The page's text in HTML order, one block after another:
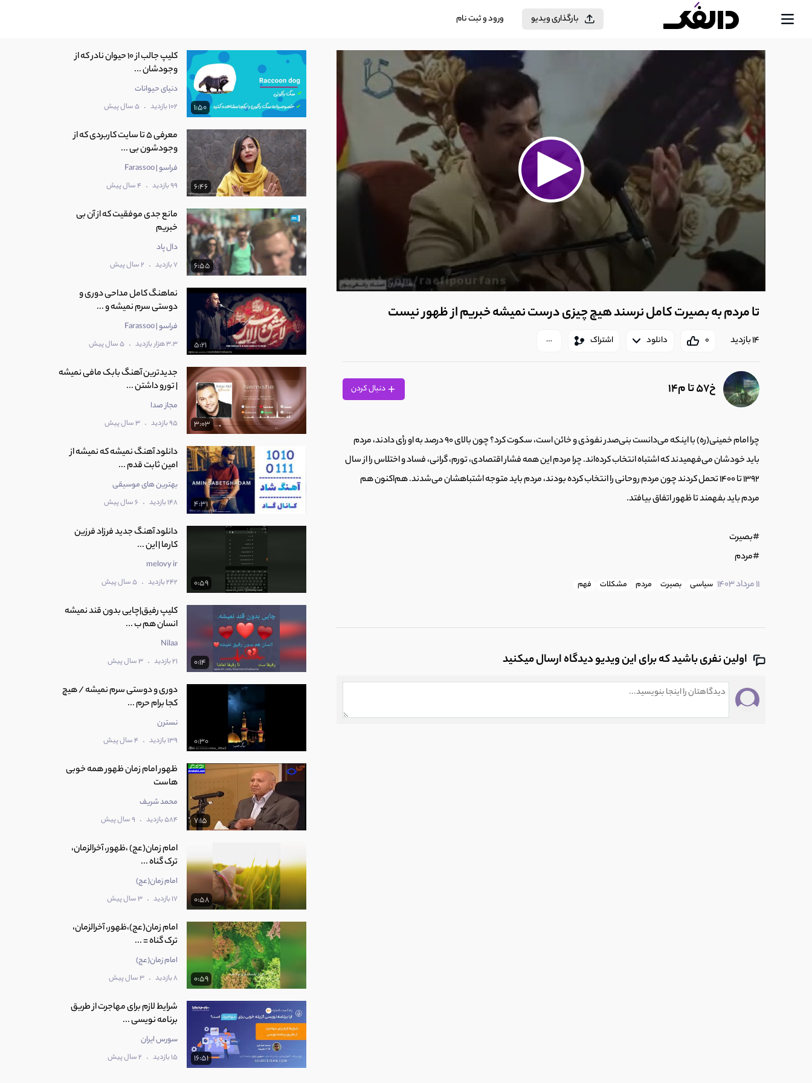
بارگذاری ویدیو ورود و ثبت نام
0
تا مردم به بصیرت کامل نرسند هیچ چیزی درست نمیشه خبریم از ظهور نیست
0 دانلود اشتراک 14 بازدید
خ57 تا م14 دنبال کردن
چرا امام خمینی(ره) با اینکه می‌دانست بنی‌صدر نفوذی و خائن است، سکوت کرد؟ چون بالای 90 درصد به او رأی دادند، مردم
باید خودشان می‌فهمیدند که اشتباه انتخاب کرده‌اند. چرا مردم این همه فشار اقتصادی، تورم، گرانی، فساد و اختلاس را از سال
1392 تا 1400 تحمل کردند چون مردم روحانی را انتخاب کرده بودند، مردم باید متوجه اشتباهشان می‌شدند. هم‌اکنون هم
مردم باید بفهمند تا ظهور اتفاق بیافتد.
#بصیرت
#مردم
11 مرداد 1403
سیاسی بصیرت مردم مشکلات فهم
اولین نفری باشید که برای این ویدیو دیدگاه ارسال میکنید
1:50
کلیپ جالب از 10 حیوان نادر که از
وجودشان ...
دنیای حیوانات
102 بازدید . 5 سال پیش
6:46
معرفی 5 تا سایت کاربردی که از
وجودشون بی ...
فراسو | Farassoo
99 بازدید . 4 سال پیش
6:55
مانع جدی موفقیت که از آن بی
خبریم
دال پاد
7 بازدید . 2 سال پیش
5:21
نماهنگ کامل مداحی دوری و
دوستی سرم نمیشه و ...
فراسو | Farassoo
3.3 هزار بازدید . 5 سال پیش
3:03
جدیدترین آهنگ بابک مافی نمیشه
| تورو داشتن ...
مجاز صدا
95 بازدید . 3 سال پیش
4:31
دانلود آهنگ نمیشه که نمیشه از
امین ثابت قدم ...
بهترین های موسیقی
148 بازدید . 6 سال پیش
0:59
دانلود آهنگ جدید فرزاد فرزین
کارما | این ...
melovy ir
242 بازدید . 5 سال پیش
0:14
کلیپ رفیق|چایی بدون قند نمیشه
انسان هم ب ...
Nilaa
21 بازدید . 3 سال پیش
0:30
دوری و دوستی سرم نمیشه / هیچ
کجا برام حرم ...
نسترن
139 بازدید . 4 سال پیش
7:15
‫ظهور امام زمان ظهور همه خوبی
محمد شریف
584 بازدید . 9 سال پیش
0:58
امام زمان(عج) ،ظهور، آخرالزمان،
ترک گناه ...
امام زمان(عج)
17 بازدید . 3 سال پیش
0:59
امام زمان(عج)،ظهور، آخرالزمان،
ترک گناه = ...
امام زمان(عج)
8 بازدید . 3 سال پیش
16:51
شرایط لازم برای مهاجرت از طریق
برنامه نویسی ...
سورس ایران
15 بازدید . 2 سال پیش